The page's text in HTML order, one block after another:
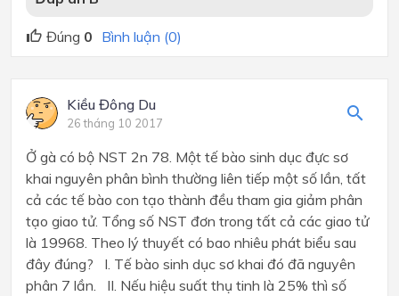
Đúng 0 Bình luận (0)
Kiều Đông Du
26 tháng 10 2017
Ở gà có bộ NST 2n 78. Một tế bào sinh dục đực sơ
khai nguyên phân bình thường liên tiếp một số lần, tất
cả các tế bào con tạo thành đều tham gia giảm phân
tạo giao tử. Tổng số NST đơn trong tất cả các giao tử
là 19968. Theo lý thuyết có bao nhiêu phát biểu sau
đây đúng? I. Tế bào sinh dục sơ khai đó đã nguyên
phân 7 lần. II. Nếu hiệu suất thụ tinh là 25% thì số